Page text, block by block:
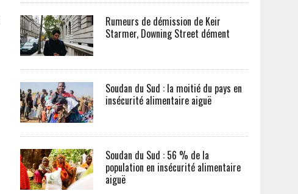
Rumeurs de démission de Keir
Starmer, Downing Street dément
Soudan du Sud : la moitié du pays en
insécurité alimentaire aiguë
Soudan du Sud : 56 % de la
population en insécurité alimentaire
aiguë